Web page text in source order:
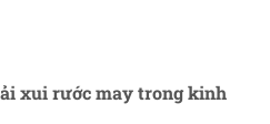
xui rước may trong kinh